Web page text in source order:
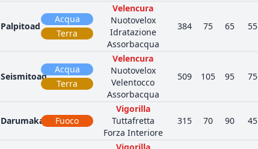
Palpitoad
Acqua
Terra
Velencura
Nuotovelox
Idratazione
Assorbacqua
384 75 65 55
Seismitoad
Acqua
Terra
Velencura
Nuotovelox
Velentocco
Assorbacqua
509 105 95 75
Darumaka Fuoco
Vigorilla
Tuttafretta
Forza Interiore
315 70 90 45